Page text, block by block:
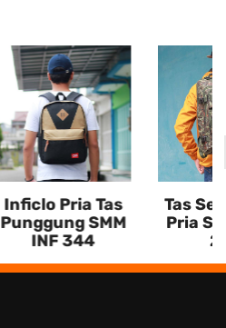
Inficlo Pria Tas
Punggung SMM
INF 344
Tas
Pria